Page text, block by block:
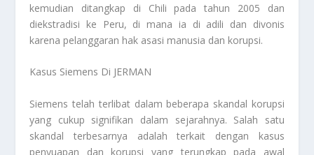
kemudian ditangkap di Chili pada tahun 2005 dan
diekstradisi ke Peru, di mana ia di adili dan divonis
karena pelanggaran hak asasi manusia dan korupsi.
Kasus Siemens Di JERMAN
Siemens telah terlibat dalam beberapa skandal korupsi
yang cukup signifikan dalam sejarahnya. Salah satu
skandal terbesarnya adalah terkait dengan kasus
penyuapan dan korupsi yang terungkap pada awal